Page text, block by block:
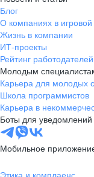
Блог
О компаниях в
Жизнь в компании
ИТ-проекты
Рейтинг
Молодым
Карьера для молодых
Школа программистов
Карьера в
Боты для уведомлений
Мобильное